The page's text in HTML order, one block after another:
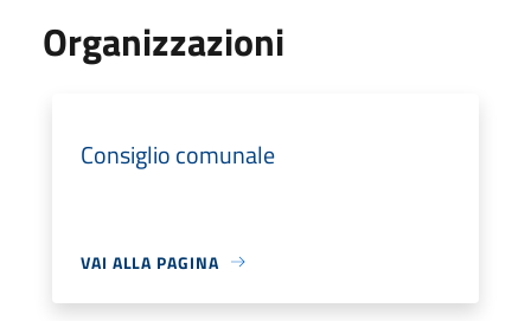
Organizzazioni
Consiglio comunale
VAI ALLA PAGINA